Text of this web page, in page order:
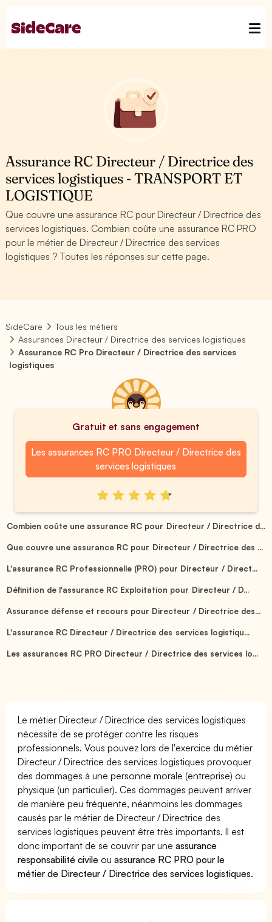
Assurance RC Directeur / Directrice des
services logistiques - TRANSPORT ET
LOGISTIQUE
Que couvre une assurance RC pour Directeur / Directrice des
services logistiques. Combien coûte une assurance RC PRO
pour le métier de Directeur / Directrice des services
logistiques ? Toutes les réponses sur cette page.
SideCare
Tous les métiers
Assurances Directeur / Directrice des services logistiques
Assurance RC Pro Directeur / Directrice des services
logistiques
Gratuit et sans engagement
Les assurances RC PRO Directeur / Directrice des
services logistiques
Combien coûte une assurance RC pour Directeur / Directrice d...
Que couvre une assurance RC pour Directeur / Directrice des ...
L'assurance RC Professionnelle (PRO) pour Directeur / Direct...
Définition de l'assurance RC Exploitation pour Directeur / D...
Assurance défense et recours pour Directeur / Directrice des...
L'assurance RC Directeur / Directrice des services logistiqu...
Les assurances RC PRO Directeur / Directrice des services lo...
Le métier Directeur / Directrice des services logistiques
nécessite de se protéger contre les risques
professionnels. Vous pouvez lors de l'exercice du métier
Directeur / Directrice des services logistiques provoquer
des dommages à une personne morale (entreprise) ou
physique (un particulier). Ces dommages peuvent arriver
de manière peu fréquente, néanmoins les dommages
causés par le métier de Directeur / Directrice des
services logistiques peuvent être très importants. Il est
donc important de se couvrir par uneassurance
responsabilité civile ouassurance RC PRO pour le
métier de Directeur / Directrice des services logistiques.